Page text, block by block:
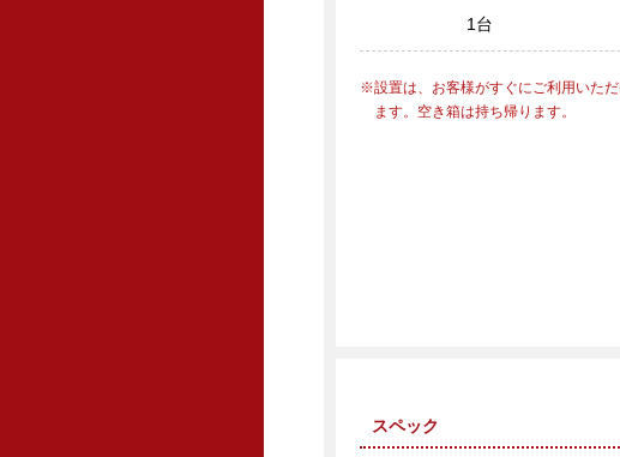
1台
設置は、お客様がすぐにご利用いた
ます。空き箱は持ち帰ります。
スペック